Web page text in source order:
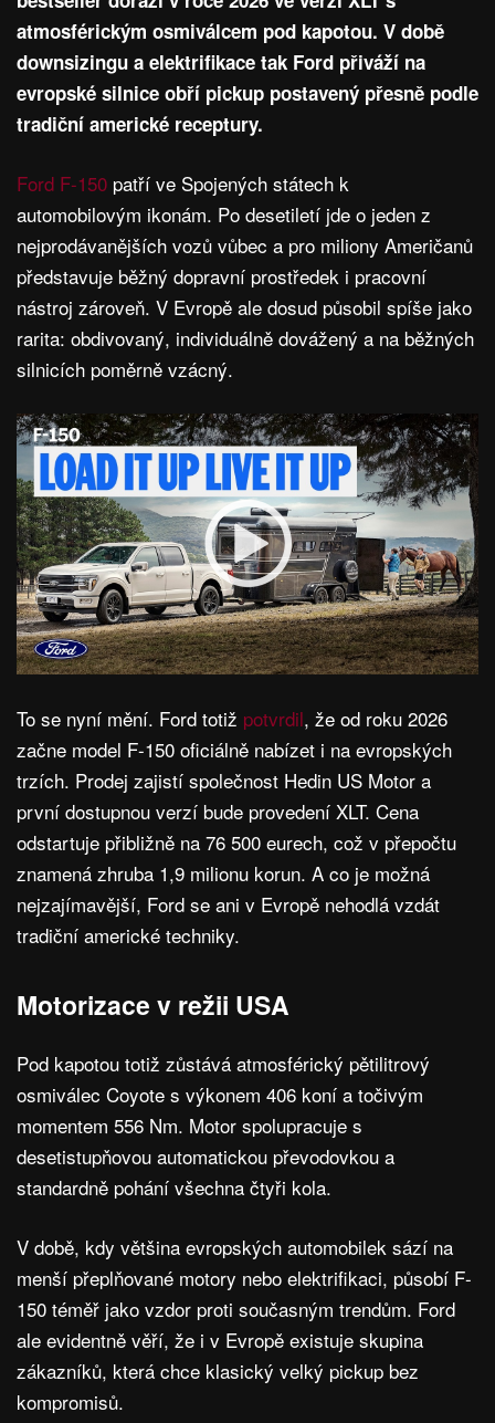
atmosférickým osmiválcem pod kapotou. V době
downsizingu a elektrifikace tak Ford přiváží na
evropské silnice obří pickup postavený přesně podle
tradiční americké receptury.
Ford F-150 patří ve Spojených státech k
automobilovým ikonám. Po desetiletí jde o jeden z
nejprodávanějších vozů vůbec a pro miliony Američanů
představuje běžný dopravní prostředek i pracovní
nástroj zároveň. V Evropě ale dosud působil spíše jako
rarita: obdivovaný, individuálně dovážený a na běžných
silnicích poměrně vzácný.
To se nyní mění. Ford totiž potvrdil, že od roku 2026
začne model F-150 oficiálně nabízet i na evropských
trzích. Prodej zajistí společnost Hedin US Motor a
první dostupnou verzí bude provedení XLT. Cena
odstartuje přibližně na 76 500 eurech, což v přepočtu
znamená zhruba 1,9 milionu korun. A co je možná
nejzajímavější, Ford se ani v Evropě nehodlá vzdát
tradiční americké techniky.
Motorizace v režii USA
Pod kapotou totiž zůstává atmosférický pětilitrový
osmiválec Coyote s výkonem 406 koní a točivým
momentem 556 Nm. Motor spolupracuje s
desetistupňovou automatickou převodovkou a
standardně pohání všechna čtyři kola.
V době, kdy většina evropských automobilek sází na
menší přeplňované motory nebo elektrifikaci, působí F-
150 téměř jako vzdor proti současným trendům. Ford
ale evidentně věří, že i v Evropě existuje skupina
zákazníků, která chce klasický velký pickup bez
kompromisů.